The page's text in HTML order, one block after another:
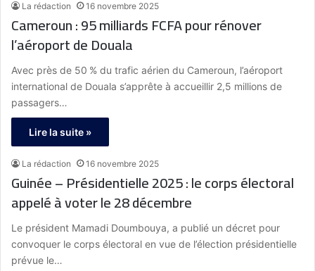
La rédaction 16 novembre 2025
Cameroun : 95 milliards FCFA pour rénover
l’aéroport de Douala
Avec près de 50 % du trafic aérien du Cameroun, l’aéroport
international de Douala s’apprête à accueillir 2,5 millions de
passagers…
Lire la suite »
La rédaction 16 novembre 2025
Guinée – Présidentielle 2025 : le corps électoral
appelé à voter le 28 décembre
Le président Mamadi Doumbouya, a publié un décret pour
convoquer le corps électoral en vue de l’élection présidentielle
prévue le…